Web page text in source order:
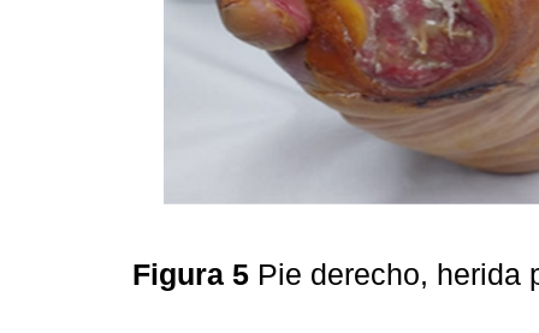
Figura 5 Pie derecho, herida